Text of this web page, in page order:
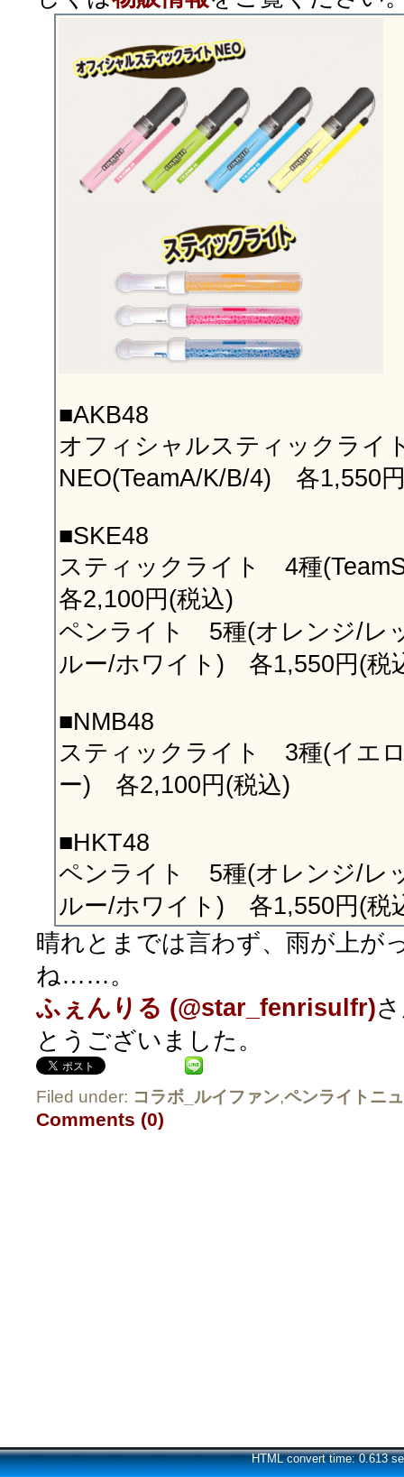
■AKB48
オフィシャルスティックライ
NEO(TeamA/K/B/4) 各1,550
■SKE48
スティックライト 4種
各2,100円(税込)
ペンライト 5種(オレンジ/レ
ルー/ホワイト) 各1,550円(税
■NMB48
スティックライト 3種(イエ
ー) 各2,100円(税込)
■HKT48
ペンライト 5種(オレンジ/レ
ルー/ホワイト) 各1,550円(税
晴れとまでは言わず、雨が上が
ね……。
ふぇんりる (@star_fenrisulfr)
とうございました。
Filed under: コラボ_ルイファン,ペンライトニ
Comments (0)
HTML convert time: 0.613